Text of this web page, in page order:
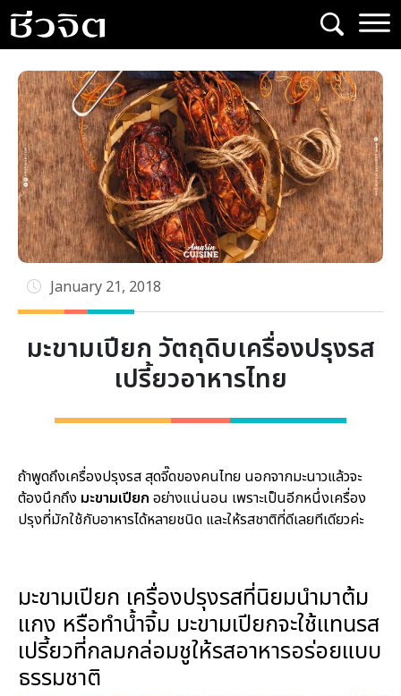
Skip
to
content
January 21, 2018
มะขามเปียก วัตถุดิบเครื่องปรุงรส
เปรี้ยวอาหารไทย
ถ้าพูดถึงเครื่องปรุงรส สุดจี๊ดของคนไทย นอกจากมะนาวแล้วจะ
ต้องนึกถึง มะขามเปียก อย่างแน่นอน เพราะเป็นอีกหนึ่งเครื่อง
ปรุงที่มักใช้กับอาหารได้หลายชนิด และให้รสชาติที่ดีเลยทีเดียวค่ะ
มะขามเปียก เครื่องปรุงรสที่นิยมนำมาต้ม
แกง หรือทำน้ำจิ้ม มะขามเปียกจะใช้แทนรส
เปรี้ยวที่กลมกล่อมชูให้รสอาหารอร่อยแบบ
ธรรมชาติ